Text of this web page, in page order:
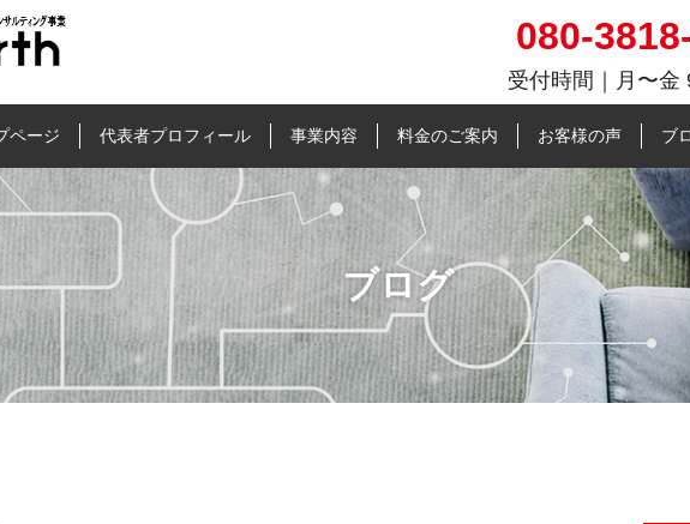
門の稼働率向上と人材確保に
080-
受付時間｜⽉〜金
ページ 代表者プロフィール 事業内容 料金のご案内 お客様の声 ブ
ブログ